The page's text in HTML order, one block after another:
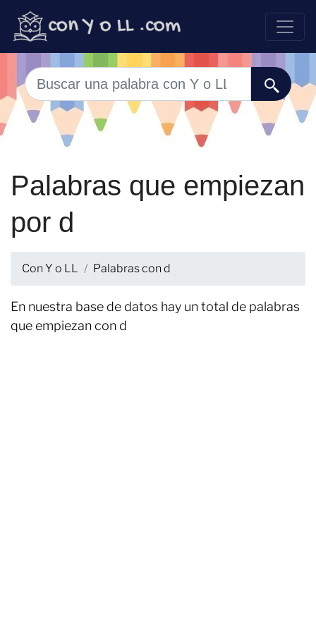
Palabras que empiezan
por d
Con Y o LL Palabras con d
En nuestra base de datos hay un total de palabras
que empiezan con d